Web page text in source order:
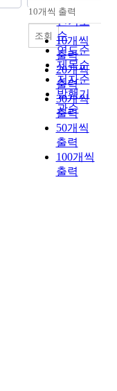
순
인기도
순
연도순
제목순
저자순
발행기
관순
내림차순
10개씩 출력
10개씩
출력
20개씩
출력
30개씩
출력
50개씩
출력
100개씩
출력
조회